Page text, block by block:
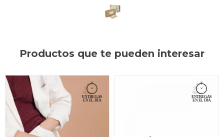
Productos que te pueden interesar